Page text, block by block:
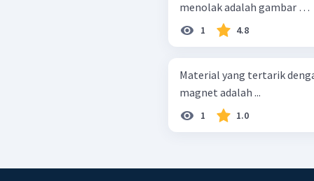
menolak adalah gambar …
1 4.8
Material yang tertarik
magnet adalah ...
1 1.0